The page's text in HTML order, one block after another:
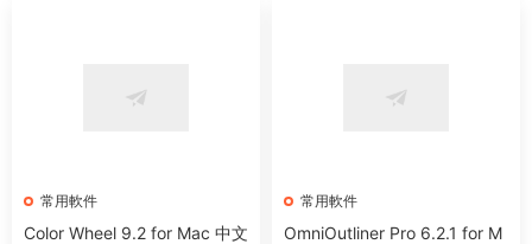
常用軟件
Color Wheel 9.2 for Mac 中文
常用軟件
OmniOutliner Pro 6.2.1 for M